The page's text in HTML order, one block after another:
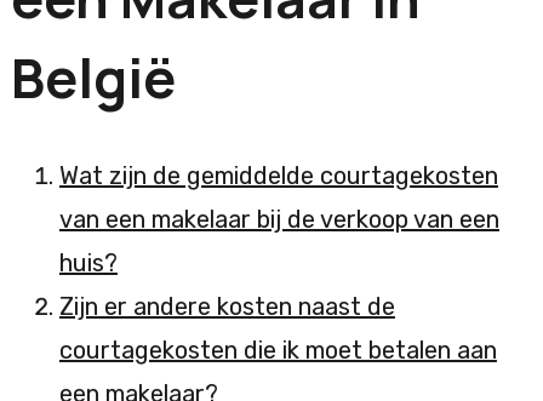
België
Wat zijn de gemiddelde courtagekosten
van een makelaar bij de verkoop van een
huis?
Zijn er andere kosten naast de
courtagekosten die ik moet betalen aan
een makelaar?